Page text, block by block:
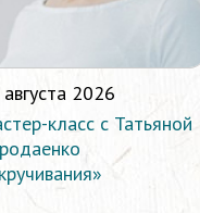
2026
класс с Татьяной